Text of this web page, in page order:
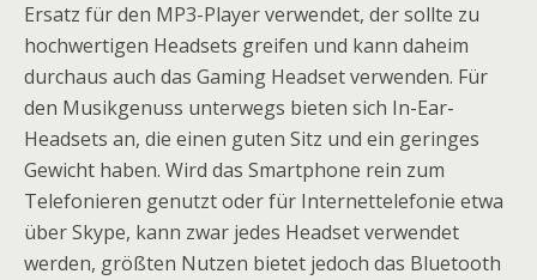
Ersatz für den MP3-Player verwendet, der sollte zu
hochwertigen Headsets greifen und kann daheim
durchaus auch das Gaming Headset verwenden. Für
den Musikgenuss unterwegs bieten sich In-Ear-
Headsets an, die einen guten Sitz und ein geringes
Gewicht haben. Wird das Smartphone rein zum
Telefonieren genutzt oder für Internettelefonie etwa
über Skype, kann zwar jedes Headset verwendet
werden, größten Nutzen bietet jedoch das Bluetooth